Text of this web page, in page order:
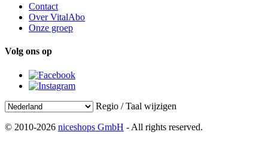
Contact
Over VitalAbo
Onze groep
Volg ons op
Regio / Taal wijzigen
© 2010-2026 niceshops GmbH - All rights reserved.